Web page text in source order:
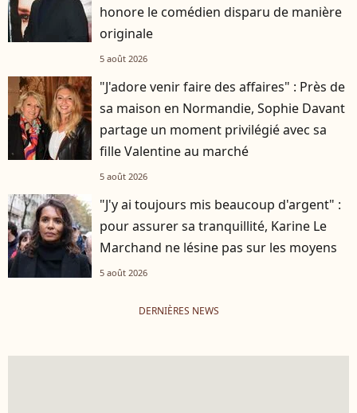
honore le comédien disparu de manière
originale
5 août 2026
"J'adore venir faire des affaires" : Près de
sa maison en Normandie, Sophie Davant
partage un moment privilégié avec sa
fille Valentine au marché
5 août 2026
"J'y ai toujours mis beaucoup d'argent" :
pour assurer sa tranquillité, Karine Le
Marchand ne lésine pas sur les moyens
5 août 2026
DERNIÈRES NEWS